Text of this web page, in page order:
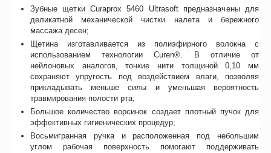
Зубные щетки Curaprox 5460 Ultrasoft предназначены для
деликатной механической чистки налета и бережного
массажа десен;
Щетина изготавливается из полиэфирного волокна с
использованием технологии Curen®. В отличие от
нейлоновых аналогов, тонкие нити толщиной 0,10 мм
сохраняют упругость под воздействием влаги, позволяя
прикладывать меньше силы и уменьшая вероятность
травмирования полости рта;
Большое количество ворсинок создает плотный пучок для
эффективных гигиенических процедур;
Восьмигранная ручка и расположенная под небольшим
углом рабочая поверхность помогают поддерживать